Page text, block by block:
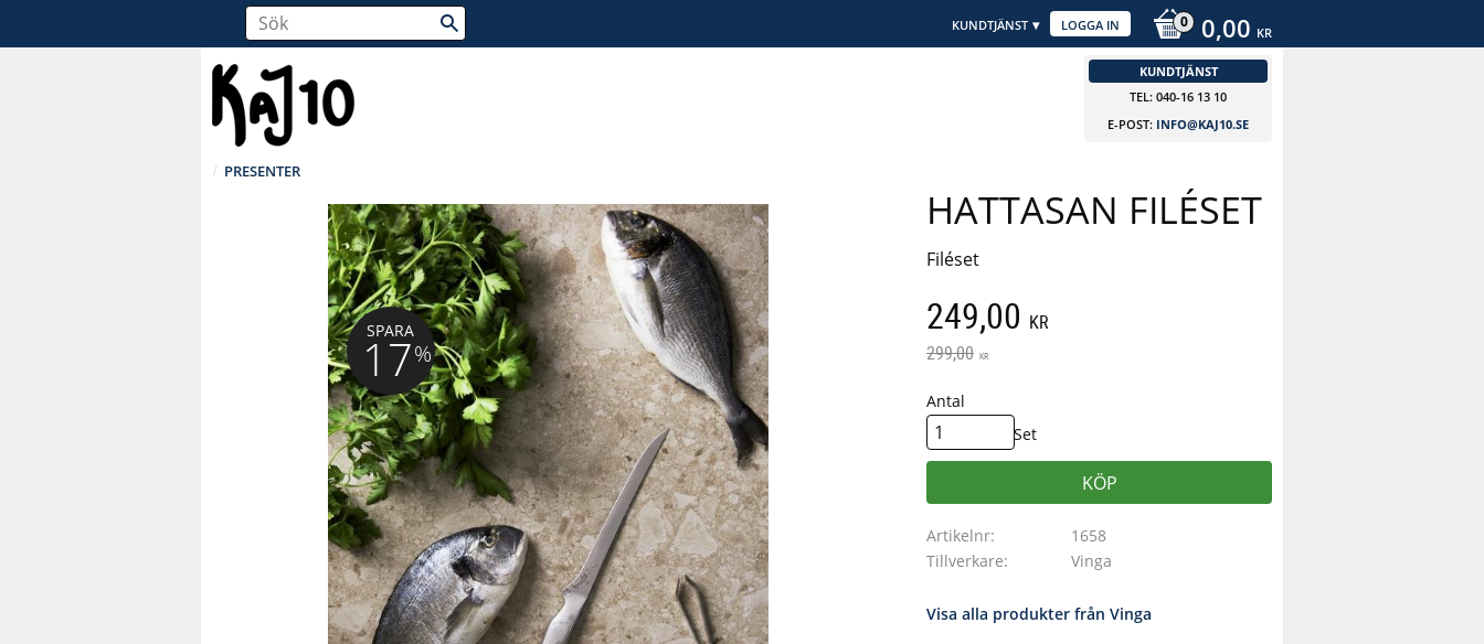
0,00 KR
LOGGA IN
KUNDTJÄNST
KUNDTJÄNST
TEL: 040-16 13 10
E-POST: INFO@KAJ10.SE
PRESENTER
HATTASAN FILÉSET
Filéset
SPARA
17%
Nedsatt pris:
249,00 KR
Ordinarie pris:
299,00 KR
Antal
Set
KÖP
Artikelnr
1658
Tillverkare
Vinga
Visa alla produkter från Vinga